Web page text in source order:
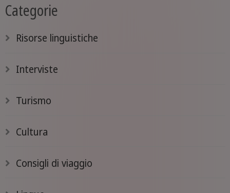
Categorie
Risorse linguistiche
Interviste
Turismo
Cultura
Consigli di viaggio